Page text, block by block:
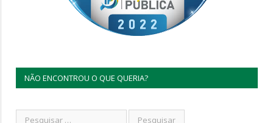
NÃO ENCONTROU O QUE QUERIA?